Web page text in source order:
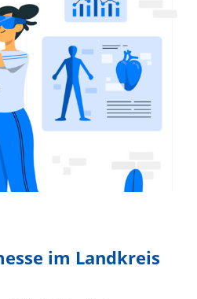
im Landkreis